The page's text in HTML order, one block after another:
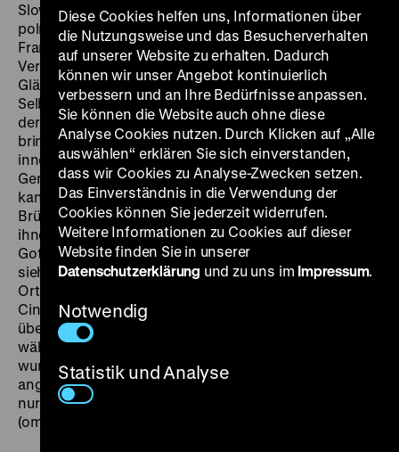
Slowakische Staat, im Zweiten Weltkrieg. Ein
polnischer Deserteur findet in einem
Franziskanerkloster Zuflucht – oder zumindest ein
Versteck, fürs Erste. Denn diese Gemeinschaft der
Gläubigen und Dienenden ist bei weitem nicht so von
Selbstlosigkeit und Barmherzigkeit geprägt, wie sich
der Orden das vorstellt. Eine Gabe des Gesuchten
bringt die Widersprüche und Spannungen nicht nur
innerhalb des Klosters, sondern auch innerhalb der
Gemeinde, zu der es gehört, ans Tageslicht. Der Mann
kann wunderbar die Orgel spielen. Im Kloster sind viele
Brüder davon überzeugt, dass das Spiel des Fremden
ihnen und ihren Schutzbefohlenen auf dem Weg zu
Gott helfen wird. Der Gemeindeorganist hingegen
sieht seine Existenz und Bedeutung innerhalb des
Ortes bedroht. Ein Meisterwerk des S/W-
Cinemascope-Kinos von strenger Schwere und einer
überwältigenden ornamentalen Schönheit, das
während der „Normalisierung” ins Regal verbannt
wurde. Wen wundert es: Štefan Uhers im Hlinka-Staat
angesiedelte Allegorie über das Spitzelwesen ließ sich
nur zu gut auf die Verhältnisse in der CSSR übertragen.
(om)
Diese Cookies helfen uns, Informationen über
die Nutzungsweise und das Besucherverhalten
auf unserer Website zu erhalten. Dadurch
können wir unser Angebot kontinuierlich
verbessern und an Ihre Bedürfnisse anpassen.
Sie können die Website auch ohne diese
Analyse Cookies nutzen. Durch Klicken auf „Alle
auswählen“ erklären Sie sich einverstanden,
dass wir Cookies zu Analyse-Zwecken setzen.
Das Einverständnis in die Verwendung der
Cookies können Sie jederzeit widerrufen.
Weitere Informationen zu Cookies auf dieser
Website finden Sie in unserer
Datenschutzerklärung und zu uns im Impressum.
Notwendig
Statistik und Analyse